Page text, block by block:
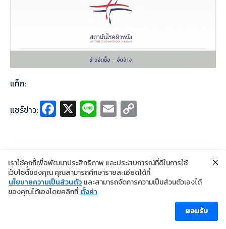
แท็ก:
แชร์ข่าว: Fa
ce
o
o
k
X Li
n
E
m
l y
Li
n
©2024 Copyright Institute of Dermatology Thailand
นโยบายการคุ้มครองข้อมูลส่วนบุคคล
ผู้เข้าชม [ahc_total_visits]
เราใช้คุกกี้เพื่อพัฒนาประสิทธิภาพ และประสบการณ์ที่ดีในการใช้
เว็บไซต์ของคุณ คุณสามารถศึกษารายละเอียดได้ที่
นโยบายความเป็นส่วนตัว และสามารถจัดการความเป็นส่วนตัวเองได้
ของคุณได้เองโดยคลิกที่ ตั้งค่า
ยอมรับ